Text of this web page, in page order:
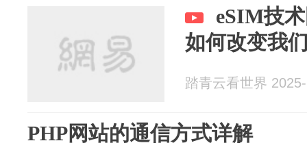
eSIM技
如何改变我
踏青云看世界
PHP网站的通信方式详解